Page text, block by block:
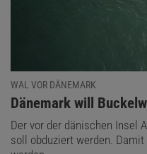
WAL VOR DÄNEMARK
:
Dänemark will
Der vor der dänischen Insel
soll obduziert werden.